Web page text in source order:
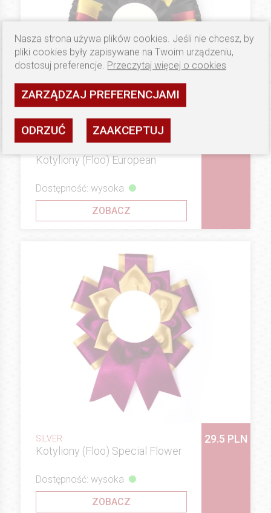
Kotyliony (Floo) European
Dostępność: wysoka
ZOBACZ
SILVER
Kotyliony (Floo) Special Flower
29.5 PLN
Dostępność: wysoka
ZOBACZ
Nasza strona używa plików cookies. Jeśli nie chcesz, by
pliki cookies były zapisywane na Twoim urządzeniu,
dostosuj preferencje. Przeczytaj więcej o cookies
ZARZĄDZAJ PREFERENCJAMI
ODRZUĆ ZAAKCEPTUJ